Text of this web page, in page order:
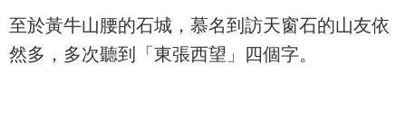
至於黃牛山腰的石城，慕名到訪天窗石的山友依
然多，多次聽到「東張西望」四個字。